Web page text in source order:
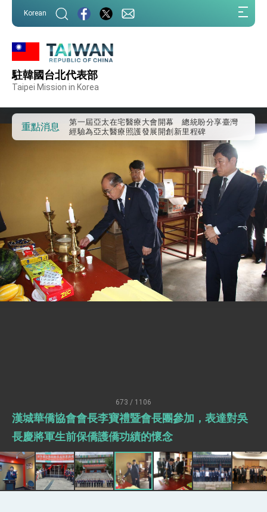
Korean
駐韓國台北代表部
Taipei Mission in Korea
重點消息
外交部重要言論
我國政府將在美國亞利桑納州設立「駐鳳凰城辦
第一屆亞太在宅醫療大會開幕 總統盼分享臺灣
經驗為亞太醫療照護發展開創新里程碑
外交部發布WHA文宣影片「台灣醫療點亮世界」
及「台灣智慧醫療與健康產業展」預告短片，向
世界展現台灣守護全球健康的創新能量
總統出訪史瓦帝尼返國談話 強調臺灣人有權利
走向世界 盼與理念相近國家共同維護國際秩序
堅定走向世界 賴總統抵達史瓦帝尼王國進行國是
總統與五院院長新春茶敘 盼化分歧為團結、為
國家邁出合作第一步
總統農曆春節談話
台美貿易協議完成簽署達成6大目標、創5大歷史
性突破 總統強調將以3大面向加速臺灣經濟轉型
升級 籲請立院全力支持並盡速通過
臺美簽署「對等貿易協定」確立對等關稅15%且不
疊加 我輸美2072項產品豁免對等關稅
總統接受「法新社」（AFP）專訪內容
述印太安全局勢，籲深化台印尼半導體供應鏈合
作
副總統接見美參議員蓋耶哥 強調美國是臺灣重
外交部長林佳龍午宴歡迎美國聯邦參議員蓋耶哥
訪問團
外交部長林佳龍接見美國智庫「德國馬歇爾基金
會」訪問團一行，深化跨大西洋戰略夥伴關係
臺美經貿談判獲階段性成果 卓揆期勉爭取時間完
673 / 1106
漢城華僑協會會長李寶禮暨會長團參加，表達對吳
長慶將軍生前保僑護僑功績的懷念